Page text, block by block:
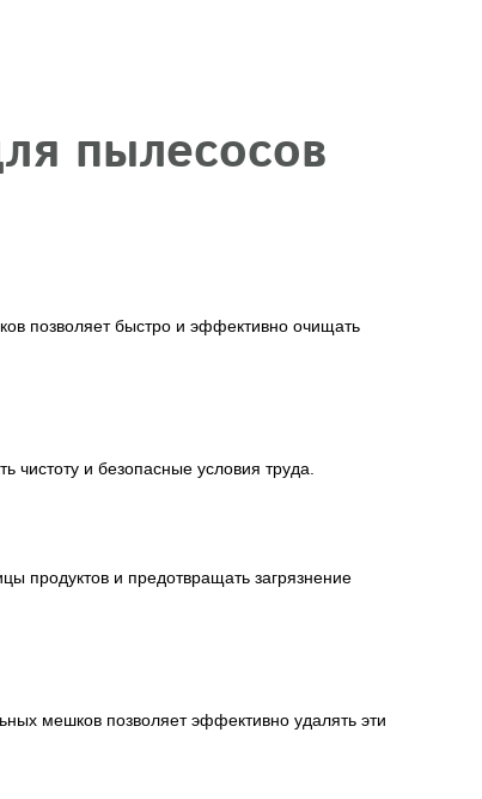
пылесосов
позволяет быстро и эффективно очищать
и безопасные условия труда.
продуктов и предотвращать загрязнение
мешков позволяет эффективно удалять эти